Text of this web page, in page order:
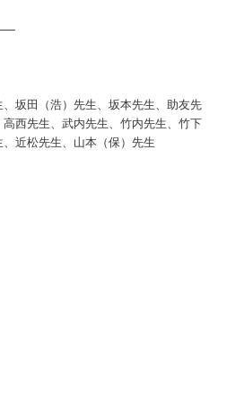
坂田（浩）先生、坂本先生、助友先
西先生、武内先生、竹内先生、竹下
近松先生、山本（保）先生